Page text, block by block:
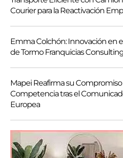
Courier para la Reactivación
Emma Colchón: Innovación en
de Tormo Franquicias
Mapei Reafirma su Compromiso
Competencia tras el
Europea